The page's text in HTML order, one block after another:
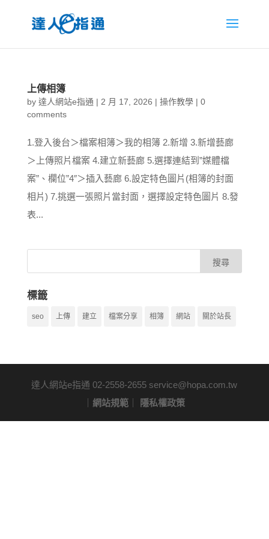
上傳相簿
by 達人網站e指通 | 2 月 17, 2026 | 操作教學| 0
comments
1.登入後台＞檔案相簿＞我的相簿 2.新增 3.新增藝廊
＞上傳照片檔案 4.建立新藝廊 5.選擇連結到”媒體檔
案”、欄位”4″＞插入藝廊 6.設定特色圖片(相簿的封面
相片) 7.挑選一張照片當封面，選擇設定特色圖片 8.發
表...
標籤
seo 上傳 建立 檔案分享 相簿 網站 關於站長
達人網站e指通 02-2558-2655 service@hopa.com.tw
網站規範 隱私權政策